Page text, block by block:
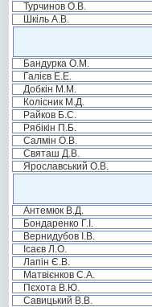
Турчинов О.В.
Шкіль А.В.
Бандурка О.М.
Галієв Е.Е.
Добкін М.М.
Колісник М.Д.
Райков Б.С.
Рябікін П.Б.
Салмін О.В.
Святаш Д.В.
Ярославський О.В.
Антемюк В.Д.
Бондаренко Г.І.
Вернидубов І.В.
Ісаєв Л.О.
Лапін Є.В.
Матвієнков С.А.
Пєхота В.Ю.
Савицький В.В.